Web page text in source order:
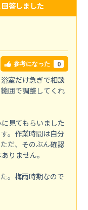
答しました
参考になった 0
室だけ急ぎで相談
囲で調整してくれ
見てもらいました
。作業時間は自分
だ、そのぶん確認
りません。
。梅雨時期なので